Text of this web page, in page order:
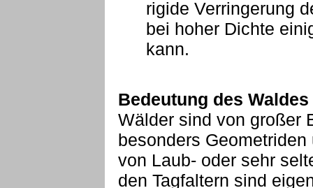
rigide Verringerung
bei hoher Dichte
kann.
Bedeutung des
Wälder sind von großer
besonders
von Laub- oder sehr
den Tagfaltern sind